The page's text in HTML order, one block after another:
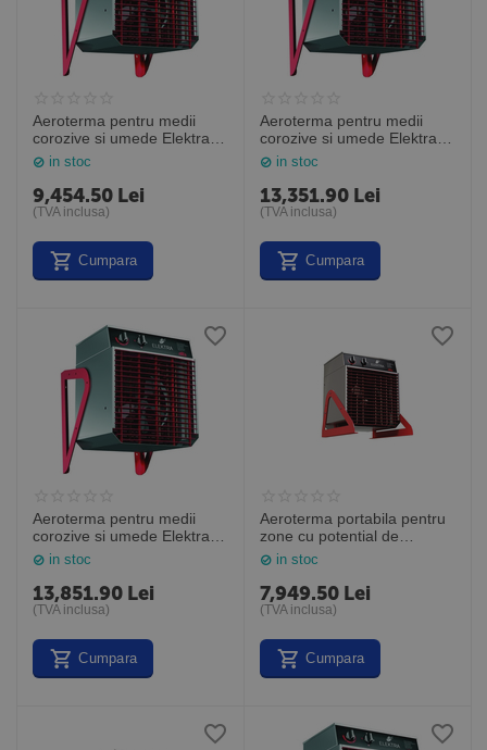
Aeroterma pentru medii
corozive si umede Elektra
ELC331, 3kW, Frico Suedia
in stoc
9,454.50 Lei
(TVA inclusa)
Cumpara
Aeroterma pentru medii
corozive si umede Elektra
ELC633, 6kW, Frico Suedia
in stoc
13,351.90 Lei
(TVA inclusa)
Cumpara
Aeroterma pentru medii
corozive si umede Elektra
ELC933, 9kW, Frico Suedia
in stoc
13,851.90 Lei
(TVA inclusa)
Cumpara
Aeroterma portabila pentru
zone cu potential de
incendiu Elektra ELF331,
3kW, Frico Suedia
in stoc
7,949.50 Lei
(TVA inclusa)
Cumpara